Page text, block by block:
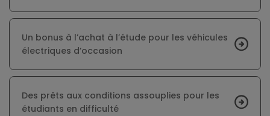
Un bonus à l’achat à l’étude pour les véhicules
électriques d’occasion
Des prêts aux conditions assouplies pour les
étudiants en difficulté